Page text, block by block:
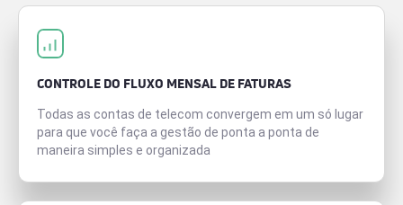
CONTROLE DO FLUXO MENSAL DE FATURAS
Todas as contas de telecom convergem em um só lugar
para que você faça a gestão de ponta a ponta de
maneira simples e organizada